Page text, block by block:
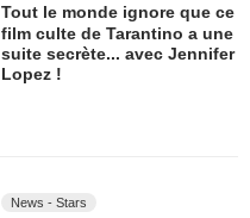
Tout le monde ignore que ce
film culte de Tarantino a une
suite secrète... avec Jennifer
Lopez !
News - Stars